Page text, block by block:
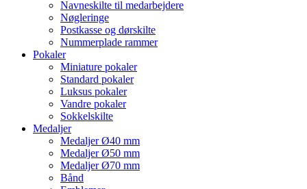
Navneskilte til medarbejdere
Nøgleringe
Postkasse og dørskilte
Nummerplade rammer
Pokaler
Miniature pokaler
Standard pokaler
Luksus pokaler
Vandre pokaler
Sokkelskilte
Medaljer
Medaljer Ø40 mm
Medaljer Ø50 mm
Medaljer Ø70 mm
Bånd